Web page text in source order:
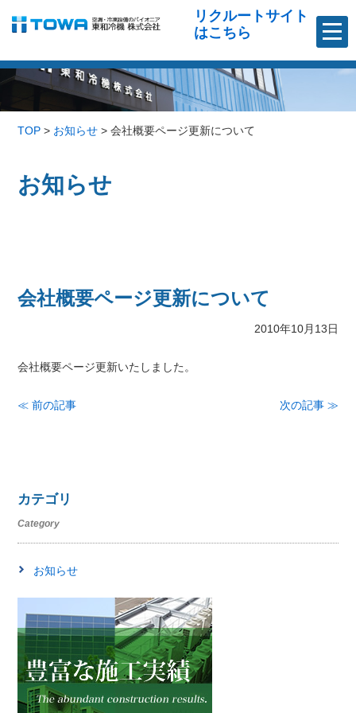
リクルートサイト
はこちら
TOP > お知らせ >会社概要ページ更新について
お知らせ
会社概要ページ更新について
2010年10月13日
会社概要ページ更新いたしました。
≪ 前の記事 次の記事 ≫
カテゴリ
Category
お知らせ